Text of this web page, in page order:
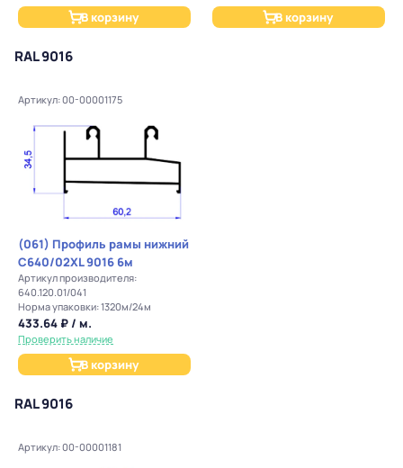
В корзину В корзину
RAL 9016
Артикул: 00-00001175
(061) Профиль рамы нижний
C640/02XL 9016 6м
Артикул производителя:
640.120.01/041
Норма упаковки: 1320м/24м
433.64 ₽ / м.
Проверить наличие
В корзину
RAL 9016
Артикул: 00-00001181